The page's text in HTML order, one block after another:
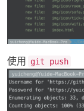
使用 git push